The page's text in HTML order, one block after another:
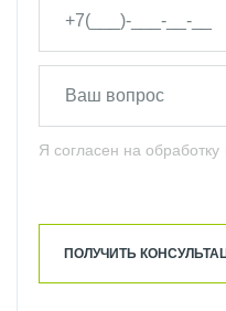
Я согласен на обработку
ПОЛУЧИТЬ